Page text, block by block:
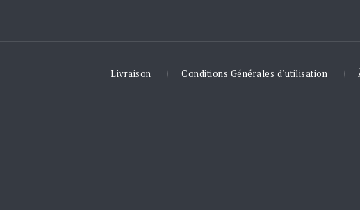
Livraison Conditions Générales d'utilisation